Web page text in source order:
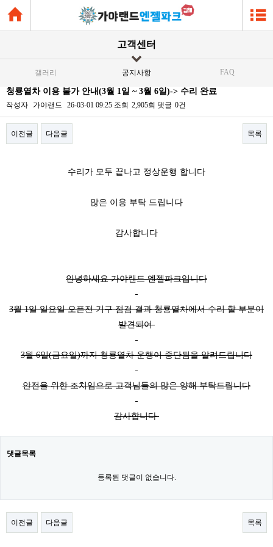
고객센터
갤러리 공지사항 FAQ
청룡열차 이용 불가 안내(3월 1일 ~ 3월 6일)-> 수리 완료
작성자 가야랜드 26-03-01 09:25 조회 2,905회 댓글 0건
이전글 다음글 목록
수리가 모두 끝나고 정상운행 합니다
많은 이용 부탁 드립니다
감사합니다
안녕하세요 가야랜드 엔젤파크입니다
3월 1일 일요일 오픈전 기구 점검 결과 청룡열차에서 수리 할 부분이
발견되어
3월 6일(금요일)까지 청룡열차 운행이 중단됨을 알려드립니다
안전을 위한 조치임으로 고객님들의 많은 양해 부탁드립니다
감사합니다
댓글목록
등록된 댓글이 없습니다.
이전글 다음글 목록